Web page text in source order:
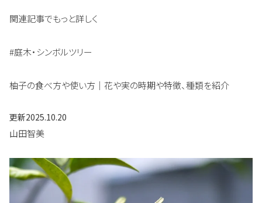
関連記事でもっと詳しく
#庭木・シンボルツリー
柚子の食べ方や使い方｜花や実の時期や特徴、種類を紹介
更新2025.10.20
山田智美